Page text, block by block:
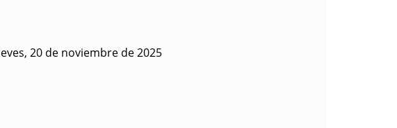
20 de noviembre de 2025